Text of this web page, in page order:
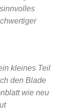
kleines Teil
den Blade
wie neu